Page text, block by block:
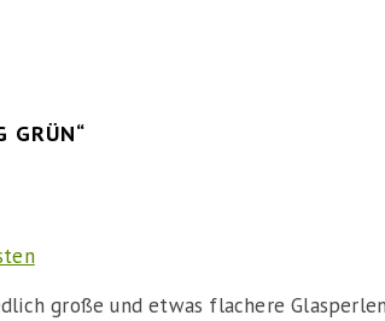
GRÜN“
große und etwas flachere